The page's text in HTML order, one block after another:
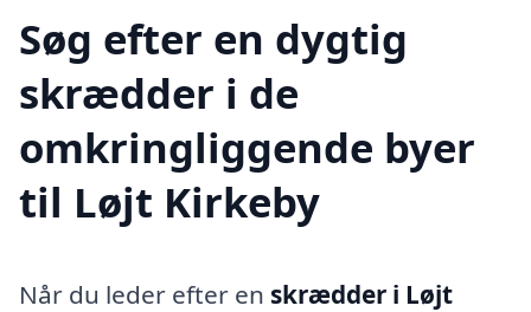
Søg efter en dygtig
skrædder i de
omkringliggende byer
til Løjt Kirkeby
Når du leder efter en skrædder i Løjt